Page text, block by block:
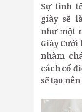
Sự tinh
giày sẽ
như một
Giày
nhàm
cách cổ
sẽ tạo